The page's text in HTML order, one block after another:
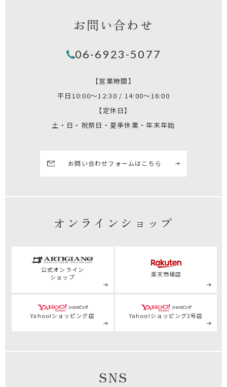
お問い合わせ
06-6923-5077
【営業時間】
平日10:00～12:30 / 14:00～16:00
【定休日】
土・日・祝祭日・夏季休業・年末年始
お問い合わせフォームはこちら
オンラインショップ
公式オンライン
ショップ
楽天市場店
Yahoo!ショッピング店 Yahoo!ショッピング2号店
SNS